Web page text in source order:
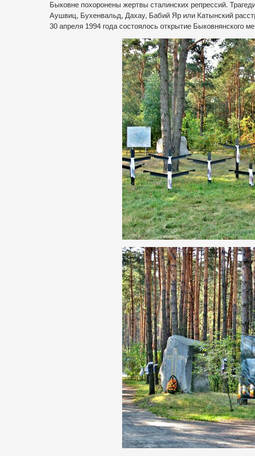
Быковне похоронены жертвы сталинских репрессий.
Аушвиц, Бухенвальд, Дахау, Бабий Яр или Катынский
30 апреля 1994 года состоялось открытие Быковнянского